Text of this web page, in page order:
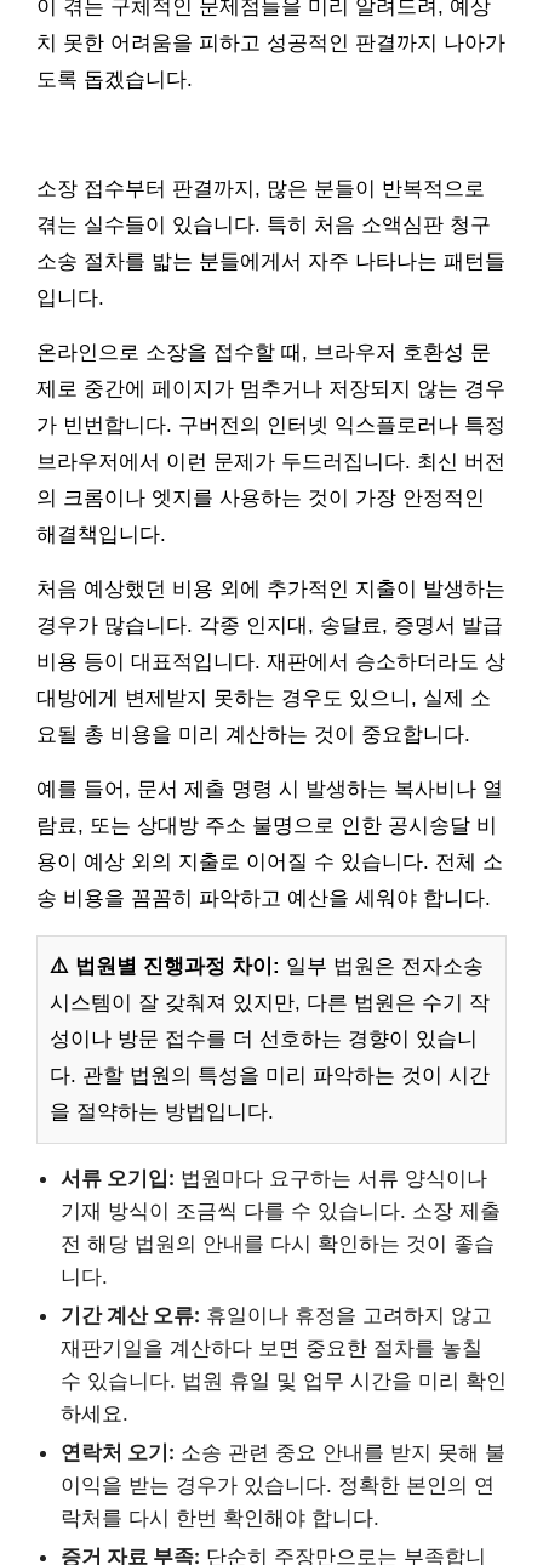
이 겪는 구체적인 문제점들을 미리 알려드려, 예상
치 못한 어려움을 피하고 성공적인 판결까지 나아가
도록 돕겠습니다.
소장 접수부터 판결까지, 많은 분들이 반복적으로
겪는 실수들이 있습니다. 특히 처음 소액심판 청구
소송 절차를 밟는 분들에게서 자주 나타나는 패턴들
입니다.
온라인으로 소장을 접수할 때, 브라우저 호환성 문
제로 중간에 페이지가 멈추거나 저장되지 않는 경우
가 빈번합니다. 구버전의 인터넷 익스플로러나 특정
브라우저에서 이런 문제가 두드러집니다. 최신 버전
의 크롬이나 엣지를 사용하는 것이 가장 안정적인
해결책입니다.
처음 예상했던 비용 외에 추가적인 지출이 발생하는
경우가 많습니다. 각종 인지대, 송달료, 증명서 발급
비용 등이 대표적입니다. 재판에서 승소하더라도 상
대방에게 변제받지 못하는 경우도 있으니, 실제 소
요될 총 비용을 미리 계산하는 것이 중요합니다.
예를 들어, 문서 제출 명령 시 발생하는 복사비나 열
람료, 또는 상대방 주소 불명으로 인한 공시송달 비
용이 예상 외의 지출로 이어질 수 있습니다. 전체 소
송 비용을 꼼꼼히 파악하고 예산을 세워야 합니다.
⚠️ 법원별 진행과정 차이: 일부 법원은 전자소송
시스템이 잘 갖춰져 있지만, 다른 법원은 수기 작
성이나 방문 접수를 더 선호하는 경향이 있습니
다. 관할 법원의 특성을 미리 파악하는 것이 시간
을 절약하는 방법입니다.
서류 오기입: 법원마다 요구하는 서류 양식이나
기재 방식이 조금씩 다를 수 있습니다. 소장 제출
전 해당 법원의 안내를 다시 확인하는 것이 좋습
니다.
기간 계산 오류: 휴일이나 휴정을 고려하지 않고
재판기일을 계산하다 보면 중요한 절차를 놓칠
수 있습니다. 법원 휴일 및 업무 시간을 미리 확인
하세요.
연락처 오기: 소송 관련 중요 안내를 받지 못해 불
이익을 받는 경우가 있습니다. 정확한 본인의 연
락처를 다시 한번 확인해야 합니다.
증거 자료 부족: 단순히 주장만으로는 부족합니